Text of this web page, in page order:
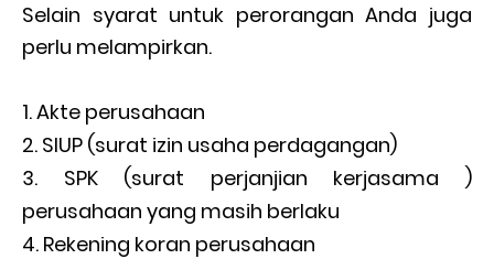
Selain syarat untuk perorangan Anda juga
perlu melampirkan.
Akte perusahaan
SIUP (surat izin usaha perdagangan)
SPK (surat perjanjian kerjasama )
perusahaan yang masih berlaku
Rekening koran perusahaan